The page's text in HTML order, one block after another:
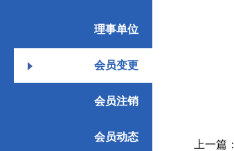
理事单位
会员变更
会员注销
会员动态
上一篇：